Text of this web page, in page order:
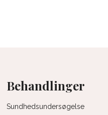
Behandlinger
Sundhedsundersøgelse